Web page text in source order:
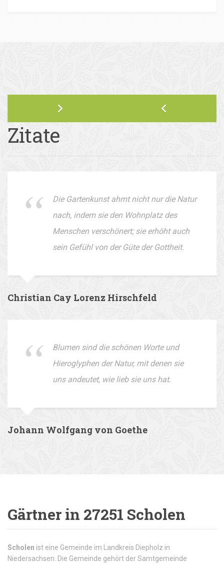
Zitate
Die Gartenkunst ahmt nicht nur die Natur
nach, indem sie den Wohnplatz des
Menschen verschönert; sie erhöht auch
sein Gefühl von der Güte der Gottheit.
Christian Cay Lorenz Hirschfeld
Blumen sind die schönen Worte und
Hieroglyphen der Natur, mit denen sie
uns andeutet, wie lieb sie uns hat.
Johann Wolfgang von Goethe
Gärtner in 27251 Scholen
Scholen ist eine Gemeinde im Landkreis Diepholz in
Niedersachsen. Die Gemeinde gehört der Samtgemeinde